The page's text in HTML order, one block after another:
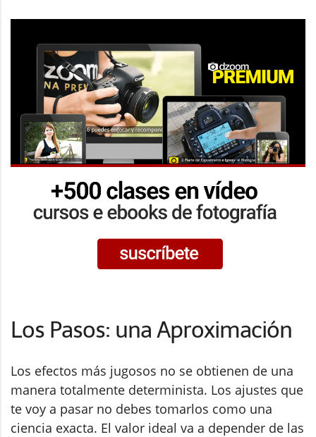
Los Pasos: una Aproximación
Los efectos más jugosos no se obtienen de una
manera totalmente determinista. Los ajustes que
te voy a pasar no debes tomarlos como una
ciencia exacta. El valor ideal va a depender de las